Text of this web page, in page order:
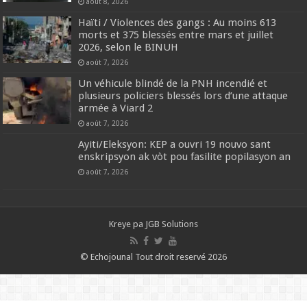
Haïti / Violences des gangs : Au moins 613
morts et 375 blessés entre mars et juillet
2026, selon le BINUH
août 7, 2026
Un véhicule blindé de la PNH incendié et
plusieurs policiers blessés lors d’une attaque
armée à Viard 2
août 7, 2026
‎Ayiti/Eleksyon: KEP a ouvri 19 nouvo sant
enskripsyon ak vòt pou fasilite popilasyon an
août 7, 2026
Kreye pa JGB Solutions
© Echojounal Tout droit reservé 2026